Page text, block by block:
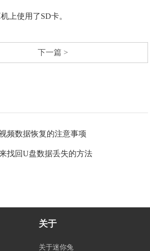
上使用了SD卡。
下一篇 >
频数据恢复的注意事项
找回U盘数据丢失的方法
关于
关于迷你兔